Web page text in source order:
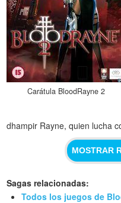
Carátula BloodRayne 2
dhampir Rayne, quien lucha
MOSTRAR
Sagas relacionadas:
Todos los juegos de